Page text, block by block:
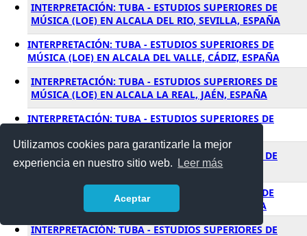
Utilizamos cookies para garantizarle la mejor
experiencia en nuestro sitio web.
Leer más
Aceptar
INTERPRETACIÓN: TUBA - ESTUDIOS SUPERIORES DE
MÚSICA (LOE) EN ALCALA DEL RIO, SEVILLA, ESPAÑA
INTERPRETACIÓN: TUBA - ESTUDIOS SUPERIORES DE
MÚSICA (LOE) EN ALCALA DEL VALLE, CÁDIZ, ESPAÑA
INTERPRETACIÓN: TUBA - ESTUDIOS SUPERIORES DE
MÚSICA (LOE) EN ALCALA LA REAL, JAÉN, ESPAÑA
INTERPRETACIÓN: TUBA - ESTUDIOS SUPERIORES DE
INTERPRETACIÓN: TUBA - ESTUDIOS SUPERIORES DE
MÚSICA (LOE) EN ALCAMPELL, HUESCA, ESPAÑA
INTERPRETACIÓN: TUBA - ESTUDIOS SUPERIORES DE
MÚSICA (LOE) EN ALCANAR, TARRAGONA, ESPAÑA
INTERPRETACIÓN: TUBA - ESTUDIOS SUPERIORES DE